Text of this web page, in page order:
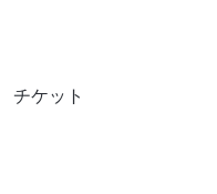
チケット